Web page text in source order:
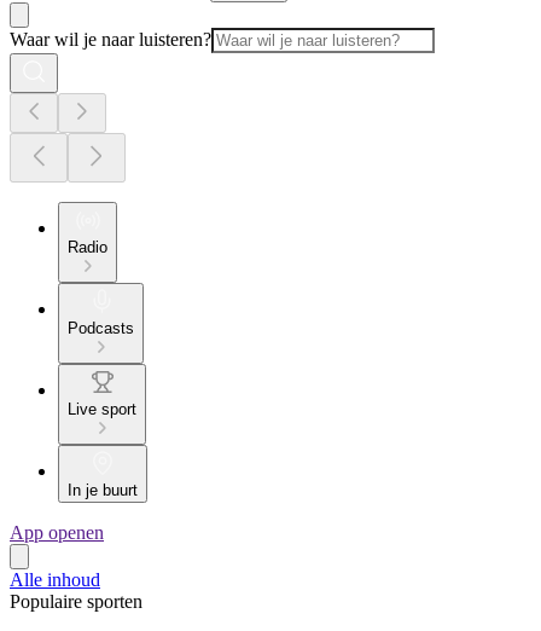
Waar wil je naar luisteren?
Radio
Podcasts
Live sport
In je buurt
App openen
Alle inhoud
Populaire sporten